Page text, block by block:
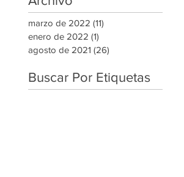
marzo de 2022 (11)
enero de 2022 (1)
agosto de 2021 (26)
Buscar Por Etiquetas